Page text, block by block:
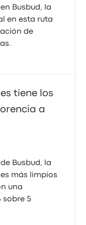
Busbud, la
en esta ruta
de
tiene los
a
Busbud, la
más limpios
una
sobre 5